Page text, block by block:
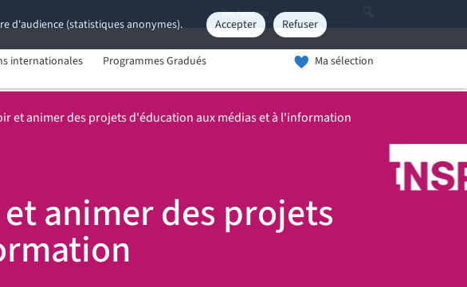
d'audience (statistiques anonymes). Accepter Refuser
internationales Programmes Gradués Ma sélection
et animer des projets d'éducation aux médias et à l'information
animer des projets